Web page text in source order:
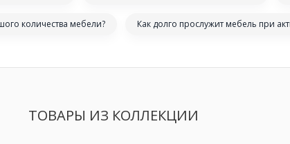
количества мебели? Как долго прослужит мебель при
ТОВАРЫ ИЗ КОЛЛЕКЦИИ